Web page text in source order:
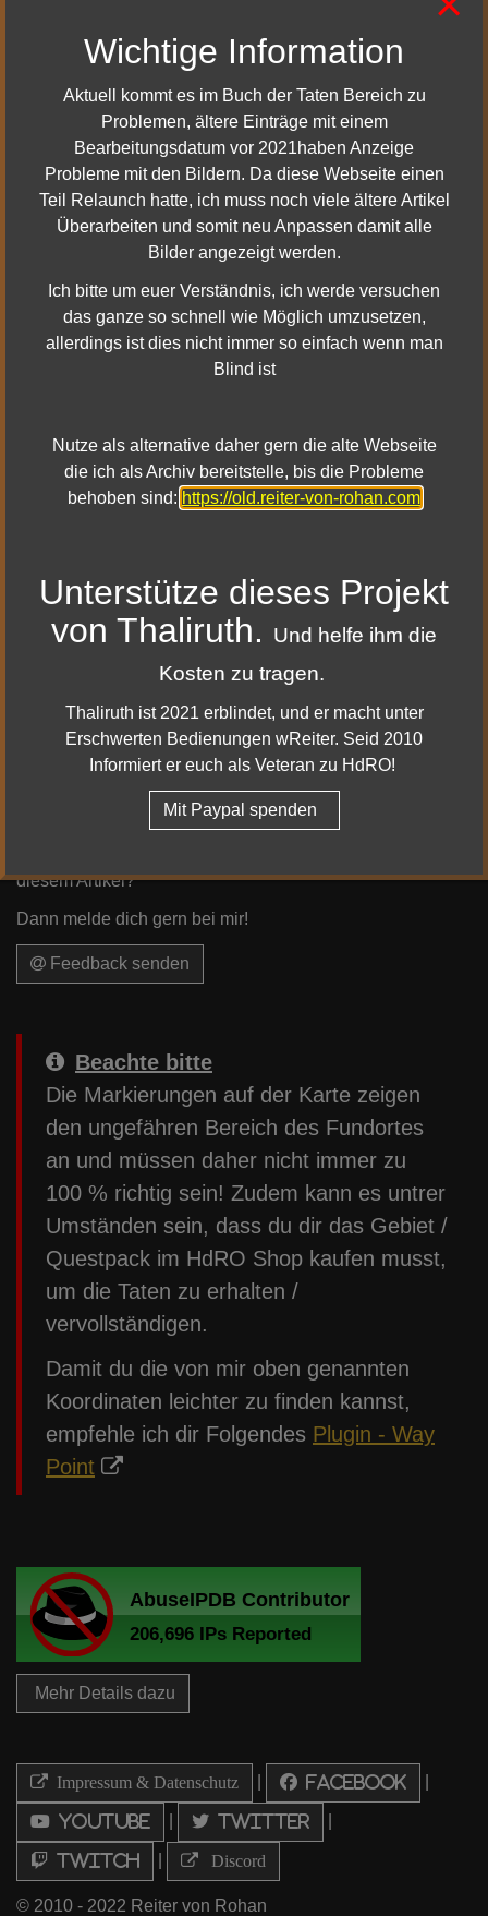
Mur Shatraug wurde vor langer Zeit von den Angmarim in
den Berghang hineingebaut. Auf diesem Weg konnten sie
Gundabad durch einen Tunnel betreten, der sich in den
höchsten Teil der Grube des Steinschlundloch bohrte.
Übersichtskarte
Koordinaten
Shakhajât – 40.0S 113.7W
Borkordh – 43.2S 110.4W
Stazg Vozag – 39.8S 112.6W
Adkhât-Zahhar, die Häuser der Ruhe – 38.7S 115.0W
Bárgstad – 44.2S 113.8W
diesem Artikel?
Dann melde dich gern bei mir!
Feedback senden
Beachte bitte
Die Markierungen auf der Karte zeigen
den ungefähren Bereich des Fundortes
an und müssen daher nicht immer zu
100 % richtig sein! Zudem kann es untrer
Umständen sein, dass du dir das Gebiet /
Questpack im HdRO Shop kaufen musst,
um die Taten zu erhalten /
vervollständigen.
Damit du die von mir oben genannten
Koordinaten leichter zu finden kannst,
empfehle ich dir Folgendes Plugin - Way
Point
Mehr Details dazu
Impressum & Datenschutz Facebook
Youtube Twitter
Twitch Discord
© 2010 - 2022 Reiter von Rohan
Wichtige Information
Aktuell kommt es im Buch der Taten Bereich zu
Problemen, ältere Einträge mit einem
Bearbeitungsdatum vor 2021haben Anzeige
Probleme mit den Bildern. Da diese Webseite einen
Teil Relaunch hatte, ich muss noch viele ältere Artikel
Überarbeiten und somit neu Anpassen damit alle
Bilder angezeigt werden.
Ich bitte um euer Verständnis, ich werde versuchen
das ganze so schnell wie Möglich umzusetzen,
allerdings ist dies nicht immer so einfach wenn man
Blind ist
Nutze als alternative daher gern die alte Webseite
die ich als Archiv bereitstelle, bis die Probleme
behoben sind: https://old.reiter-von-rohan.com
Unterstütze dieses Projekt
von Thaliruth.
Und helfe ihm die
Kosten zu tragen.
Thaliruth ist 2021 erblindet, und er macht unter
Erschwerten Bedienungen wReiter. Seid 2010
Informiert er euch als Veteran zu HdRO!
Mit Paypal spenden